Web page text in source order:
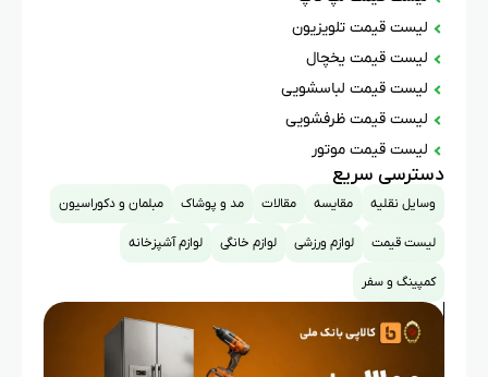
لیست قیمت تلویزیون
لیست قیمت یخچال
لیست قیمت لباسشویی
لیست قیمت ظرفشویی
لیست قیمت موتور
دسترسی سریع
وسایل نقلیه مقایسه مقالات مد و پوشاک مبلمان و دکوراسیون
لیست قیمت لوازم ورزشی لوازم خانگی لوازم آشپزخانه
کمپینگ و سفر